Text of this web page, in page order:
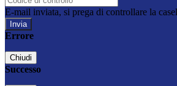
E-mail inviata, si prega di controllare la
Errore
Chiudi
Successo